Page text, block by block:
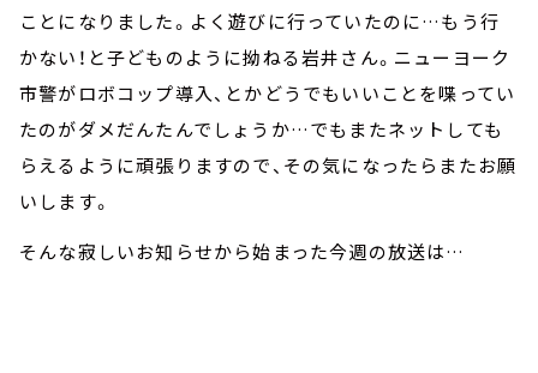
ことになりました。よく遊びに行っていたのに…もう行
かない！と子どものように拗ねる岩井さん。ニューヨーク
市警がロボコップ導入、とかどうでもいいことを喋ってい
たのがダメだんたんでしょうか…でもまたネットしても
らえるように頑張りますので、その気になったらまたお願
いします。
そんな寂しいお知らせから始まった今週の放送は…